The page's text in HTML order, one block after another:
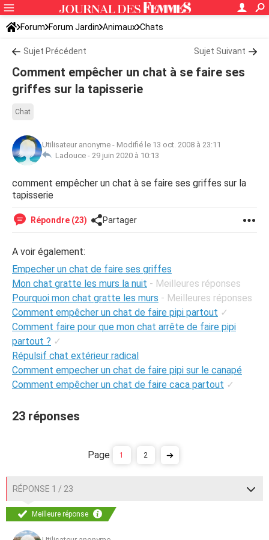
Forum Forum Jardin Animaux Chats
Sujet Précédent Sujet Suivant
Comment empêcher un chat à se faire ses
griffes sur la tapisserie
Chat
Utilisateur anonyme - Modifié le 13 oct. 2008 à 23:11
Ladouce - 29 juin 2020 à 10:13
comment empêcher un chat à se faire ses griffes sur la
tapisserie
Répondre (23) Partager
A voir également:
Empecher un chat de faire ses griffes
Mon chat gratte les murs la nuit - Meilleures réponses
Pourquoi mon chat gratte les murs - Meilleures réponses
Comment empêcher un chat de faire pipi partout ✓
Comment faire pour que mon chat arrête de faire pipi
partout ? ✓
Répulsif chat extérieur radical
Comment empecher un chat de faire pipi sur le canapé
Comment empêcher un chat de faire caca partout ✓
23 réponses
1 2
RÉPONSE 1 / 23
Meilleure réponse